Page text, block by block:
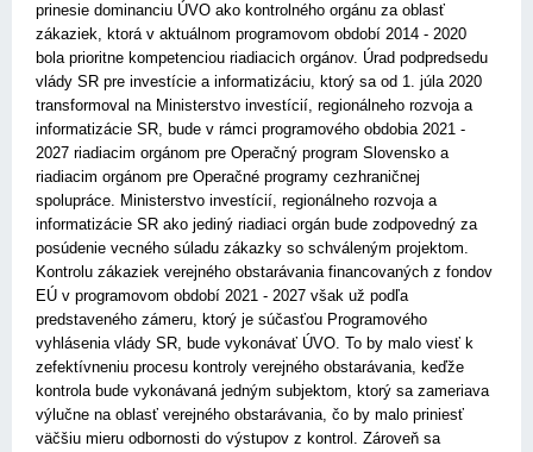
prinesie dominanciu ÚVO ako kontrolného orgánu za oblasť
zákaziek, ktorá v aktuálnom programovom období 2014 - 2020
bola prioritne kompetenciou riadiacich orgánov. Úrad podpredsedu
vlády SR pre investície a informatizáciu, ktorý sa od 1. júla 2020
transformoval na Ministerstvo investícií, regionálneho rozvoja a
informatizácie SR, bude v rámci programového obdobia 2021 -
2027 riadiacim orgánom pre Operačný program Slovensko a
riadiacim orgánom pre Operačné programy cezhraničnej
spolupráce. Ministerstvo investícií, regionálneho rozvoja a
informatizácie SR ako jediný riadiaci orgán bude zodpovedný za
posúdenie vecného súladu zákazky so schváleným projektom.
Kontrolu zákaziek verejného obstarávania financovaných z fondov
EÚ v programovom období 2021 - 2027 však už podľa
predstaveného zámeru, ktorý je súčasťou Programového
vyhlásenia vlády SR, bude vykonávať ÚVO. To by malo viesť k
zefektívneniu procesu kontroly verejného obstarávania, keďže
kontrola bude vykonávaná jedným subjektom, ktorý sa zameriava
výlučne na oblasť verejného obstarávania, čo by malo priniesť
väčšiu mieru odbornosti do výstupov z kontrol. Zároveň sa